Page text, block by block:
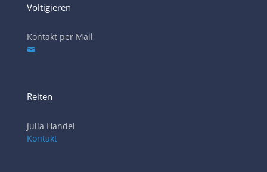
Voltigieren
Kontakt per Mail
Reiten
Julia Handel
Kontakt